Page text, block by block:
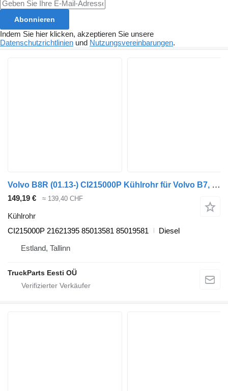
Abonnieren
Indem Sie hier klicken, akzeptieren Sie unsere
Datenschutzrichtlinien und Nutzungsvereinbarungen.
Volvo B8R (01.13-) CI215000P Kühlrohr für Volvo B7, B8, B9, B12 bus (2005-)
149,19 € ≈ 139,40 CHF
Kühlrohr
CI215000P 21621395 85013581 85019581
Diesel
Estland, Tallinn
TruckParts Eesti OÜ